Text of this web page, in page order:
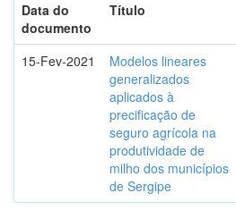
Data do
documento
Título
15-Fev-2021
Modelos lineares
generalizados
aplicados à
precificação de
seguro agrícola na
produtividade de
milho dos municípios
de Sergipe